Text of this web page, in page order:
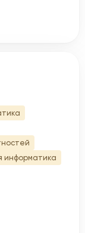
информатика